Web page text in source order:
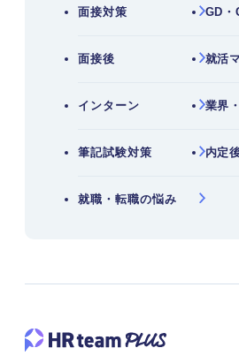
面接対策 GD・
面接後 就活
インターン 業界
筆記試験対策 内定
就職・転職の悩み